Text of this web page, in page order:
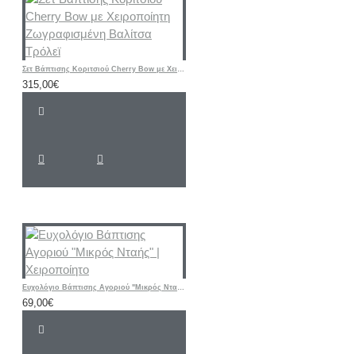
Σετ Βάπτισης Κοριτσιού Cherry Bow με Χειροποίητη Ζωγραφισμένη Βαλίτσα Τρόλεϊ
315,00€
Ευχολόγιο Βάπτισης Αγοριού "Μικρός Νταής" | Χειροποίητο
69,00€